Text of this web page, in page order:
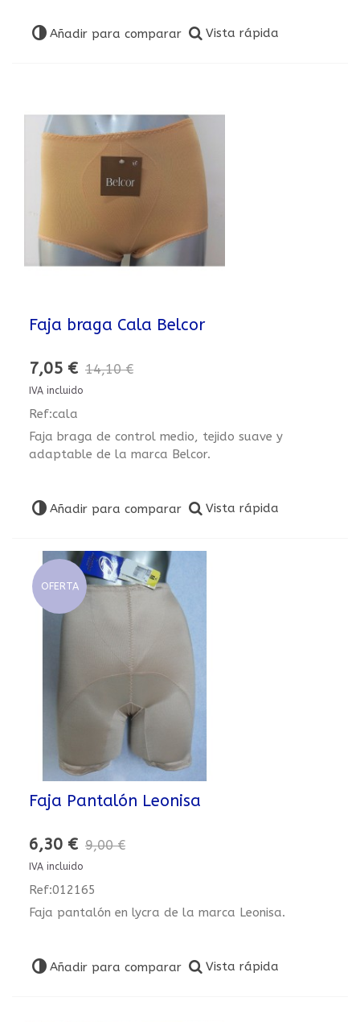
Añadir para comparar Vista rápida
Faja braga Cala Belcor
7,05 € 14,10 €
IVA incluido
Ref:cala
Faja braga de control medio, tejido suave y
adaptable de la marca Belcor.
Añadir para comparar Vista rápida
OFERTA
Faja Pantalón Leonisa
6,30 € 9,00 €
IVA incluido
Ref:012165
Faja pantalón en lycra de la marca Leonisa.
Añadir para comparar Vista rápida